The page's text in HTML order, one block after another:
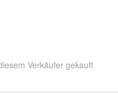
Verkäufer gekauft